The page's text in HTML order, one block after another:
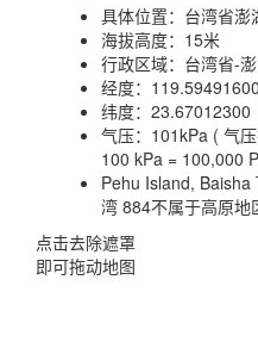
具体位置： 台湾省澎
海拔高度： 15米
行政区域： 台湾省-
经度： 119.59491600
纬度： 23.67012300
气压： 101kPa ( 气
100 kPa = 100,000
Pehu Island, Baisha
湾 884不属于高原地
点击去除遮罩
即可拖动地图